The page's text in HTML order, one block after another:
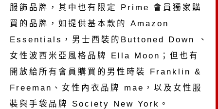
服飾品牌，其中也有限定 Prime 會員獨家購
買的品牌，如提供基本款的 Amazon
Essentials，男士西裝的Buttoned Down 、
女性波西米亞風格品牌 Ella Moon；但也有
開放給所有會員購買的男性時裝 Franklin &
Freeman、女性內衣品牌 mae，以及女性服
裝與手袋品牌 Society New York。